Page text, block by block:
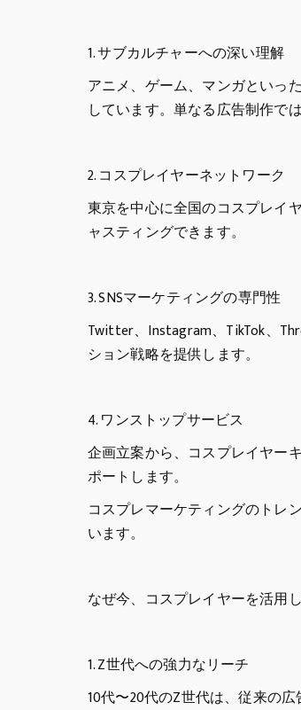
1. サブカルチャーへの深い理解
アニメ、ゲーム、マンガといっ
しています。単なる広告制作で
2. コスプレイヤーネットワーク
東京を中心に全国のコスプレイ
ャスティングできます。
3. SNSマーケティングの専門性
Twitter、Instagram、TikTok、
ション戦略を提供します。
4. ワンストップサービス
企画立案から、コスプレイヤー
ポートします。
コスプレマーケティングのトレ
います。
なぜ今、コスプレイヤーを活用
1. Z世代への強力なリーチ
10代〜20代のZ世代は、従来の